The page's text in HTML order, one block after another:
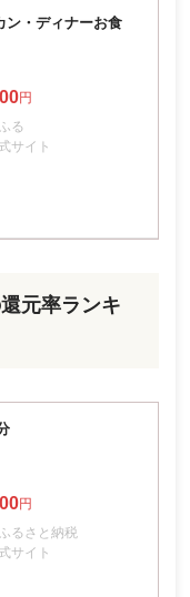
ン・ディナーお食
る
サイト
元率ランキ
るさと納税
サイト